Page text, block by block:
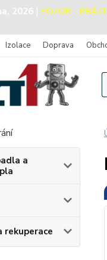
2026 | POZOR -
Izolace Doprava
a